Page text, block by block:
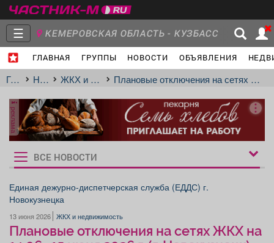
☰ КЕМЕРОВСКАЯ ОБЛАСТЬ - КУЗБАСС
ГЛАВНАЯ ГРУППЫ НОВОСТИ ОБЪЯВЛЕНИЯ
Главная
Группы
Объявления Недвижимость Услуги
ГлавнаяНовостиЖКХ и недвижимость Плановые отключения на сетях ЖКХ на 14.06.-15 июня 2026 г. (г. Новокузнецк)
реклама
Рукбрики
новостей
ВСЕ НОВОСТИ
Единая дежурно-диспетчерская служба (ЕДДС) г.
Новокузнецка
13 июня 2026 ЖКХ и недвижимость
Плановые отключения на сетях ЖКХ на